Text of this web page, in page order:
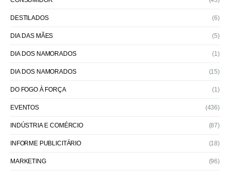
DESTILADOS (6)
DIA DAS MÃES (5)
DIA DOS NAMORADOS (1)
DIA DOS NAMORADOS (15)
DO FOGO À FORÇA (1)
EVENTOS (436)
INDÚSTRIA E COMÉRCIO (87)
INFORME PUBLICITÁRIO (18)
MARKETING (96)